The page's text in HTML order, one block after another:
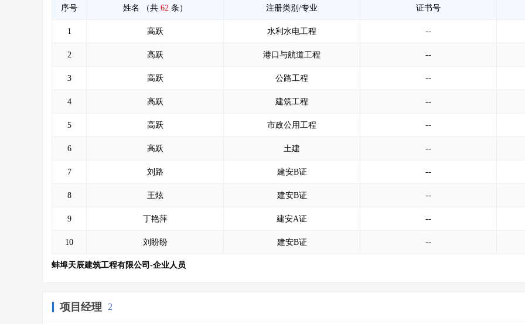
序号 姓名 （共 62条） 注册类别/专业 证书号
1 高跃 水利水电工程 --
2 高跃 港口与航道工程 --
3 高跃 公路工程 --
4 高跃 建筑工程 --
5 高跃 市政公用工程 --
6 高跃 土建 --
7 刘路 建安B证 --
8 王炫 建安B证 --
9 丁艳萍 建安A证 --
10 刘盼盼 建安B证 --
蚌埠天辰建筑工程有限公司-企业人员
项目经理 2